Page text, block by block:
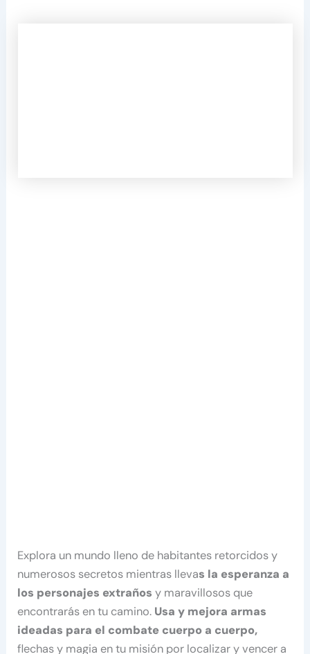
Explora un mundo lleno de habitantes retorcidos y
numerosos secretos mientras llevas la esperanza a
los personajes extraños y maravillosos que
encontrarás en tu camino. Usa y mejora armas
ideadas para el combate cuerpo a cuerpo,
flechas y magia en tu misión por localizar y vencer a